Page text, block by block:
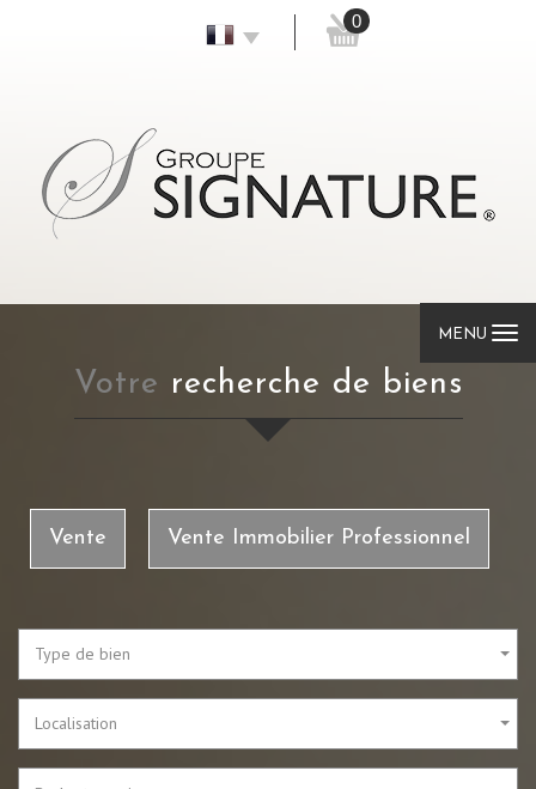
0
MENU
votre recherche de biens
Vente Vente Immobilier Professionnel
Type de bien
Localisation